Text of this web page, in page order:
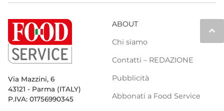
keyboard_arrow_up
Via Mazzini, 6
43121 - Parma (ITALY)
P.IVA: 01756990345
ABOUT
Chi siamo
Contatti – REDAZIONE
Pubblicità
Abbonati a Food Service